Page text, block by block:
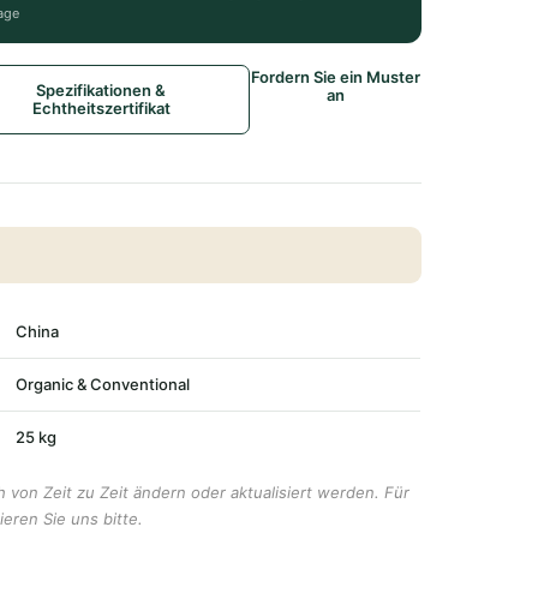
Spezifikationen &
Echtheitszertifikat
Fordern Sie ein Muster
an
China
Organic & Conventional
25 kg
von Zeit zu Zeit ändern oder aktualisiert werden. Für
Sie uns bitte.